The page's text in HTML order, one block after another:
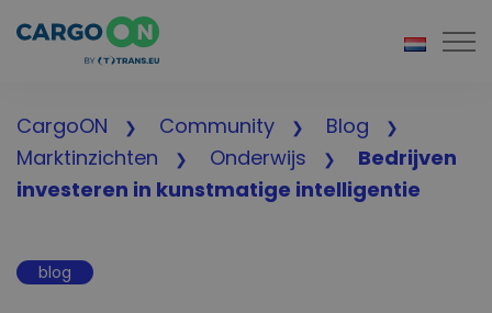
CargoON Community
Blog
Marktinzichten
Onderwijs
Bedrijven
investeren in kunstmatige intelligentie
blog